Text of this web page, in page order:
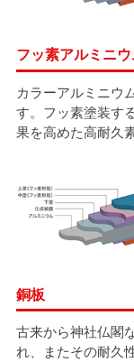
フッ素アルミニウ
カラーアルミニウ
す。フッ素塗装す
果を高めた高耐久
銅板
古来から神社仏閣
れ、またその耐久